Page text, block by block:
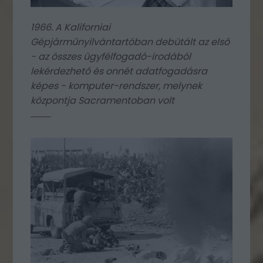
1966. A Kaliforniai
Gépjárműnyilvántartóban debütált az első
- az összes ügyfélfogadó-irodából
lekérdezhető és onnét adatfogadásra
képes - komputer-rendszer, melynek
központja Sacramentoban volt